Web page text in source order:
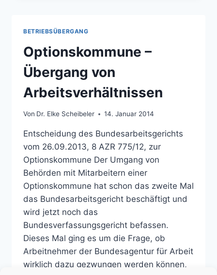
BETRIEBSÜBERGANG
Optionskommune –
Übergang von
Arbeitsverhältnissen
Von Dr. Elke Scheibeler 14. Januar 2014
Entscheidung des Bundesarbeitsgerichts
vom 26.09.2013, 8 AZR 775/12, zur
Optionskommune Der Umgang von
Behörden mit Mitarbeitern einer
Optionskommune hat schon das zweite Mal
das Bundesarbeitsgericht beschäftigt und
wird jetzt noch das
Bundesverfassungsgericht befassen.
Dieses Mal ging es um die Frage, ob
Arbeitnehmer der Bundesagentur für Arbeit
wirklich dazu gezwungen werden können,